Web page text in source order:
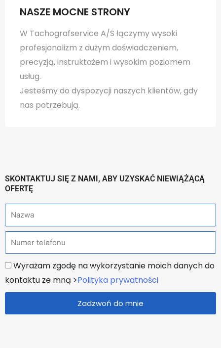
NASZE MOCNE STRONY
W Tachografservice A/S łączymy wysoki
profesjonalizm z dużym doświadczeniem,
precyzją, instruktażem i wysokim poziomem
usług.
Jesteśmy do dyspozycji naszych klientów, gdy
nas potrzebują.
SKONTAKTUJ SIĘ Z NAMI, ABY UZYSKAĆ NIEWIĄŻĄCĄ
OFERTĘ
a
w
a
e
l
e
f
U
z
g
Wyrażam zgodę na wykorzystanie moich danych do
kontaktu ze mną >Polityka prywatności
Zadzwoń do mnie